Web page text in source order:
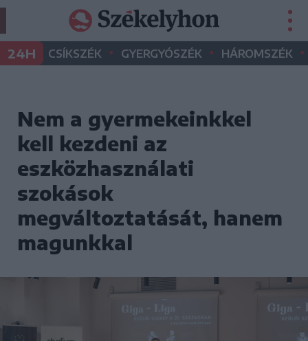
24H CSÍKSZÉK • GYERGYÓSZÉK • HÁROMSZÉK •
Nem a gyermekeinkkel
kell kezdeni az
eszközhasználati
szokások
megváltoztatását, hanem
magunkkal